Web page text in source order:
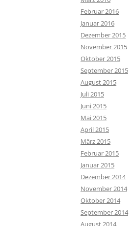
Februar 2016
Januar 2016
Dezember 2015
November 2015
Oktober 2015
September 2015
August 2015
Juli 2015
Juni 2015
Mai 2015
April 2015
März 2015
Februar 2015
Januar 2015
Dezember 2014
November 2014
Oktober 2014
September 2014
August 2014